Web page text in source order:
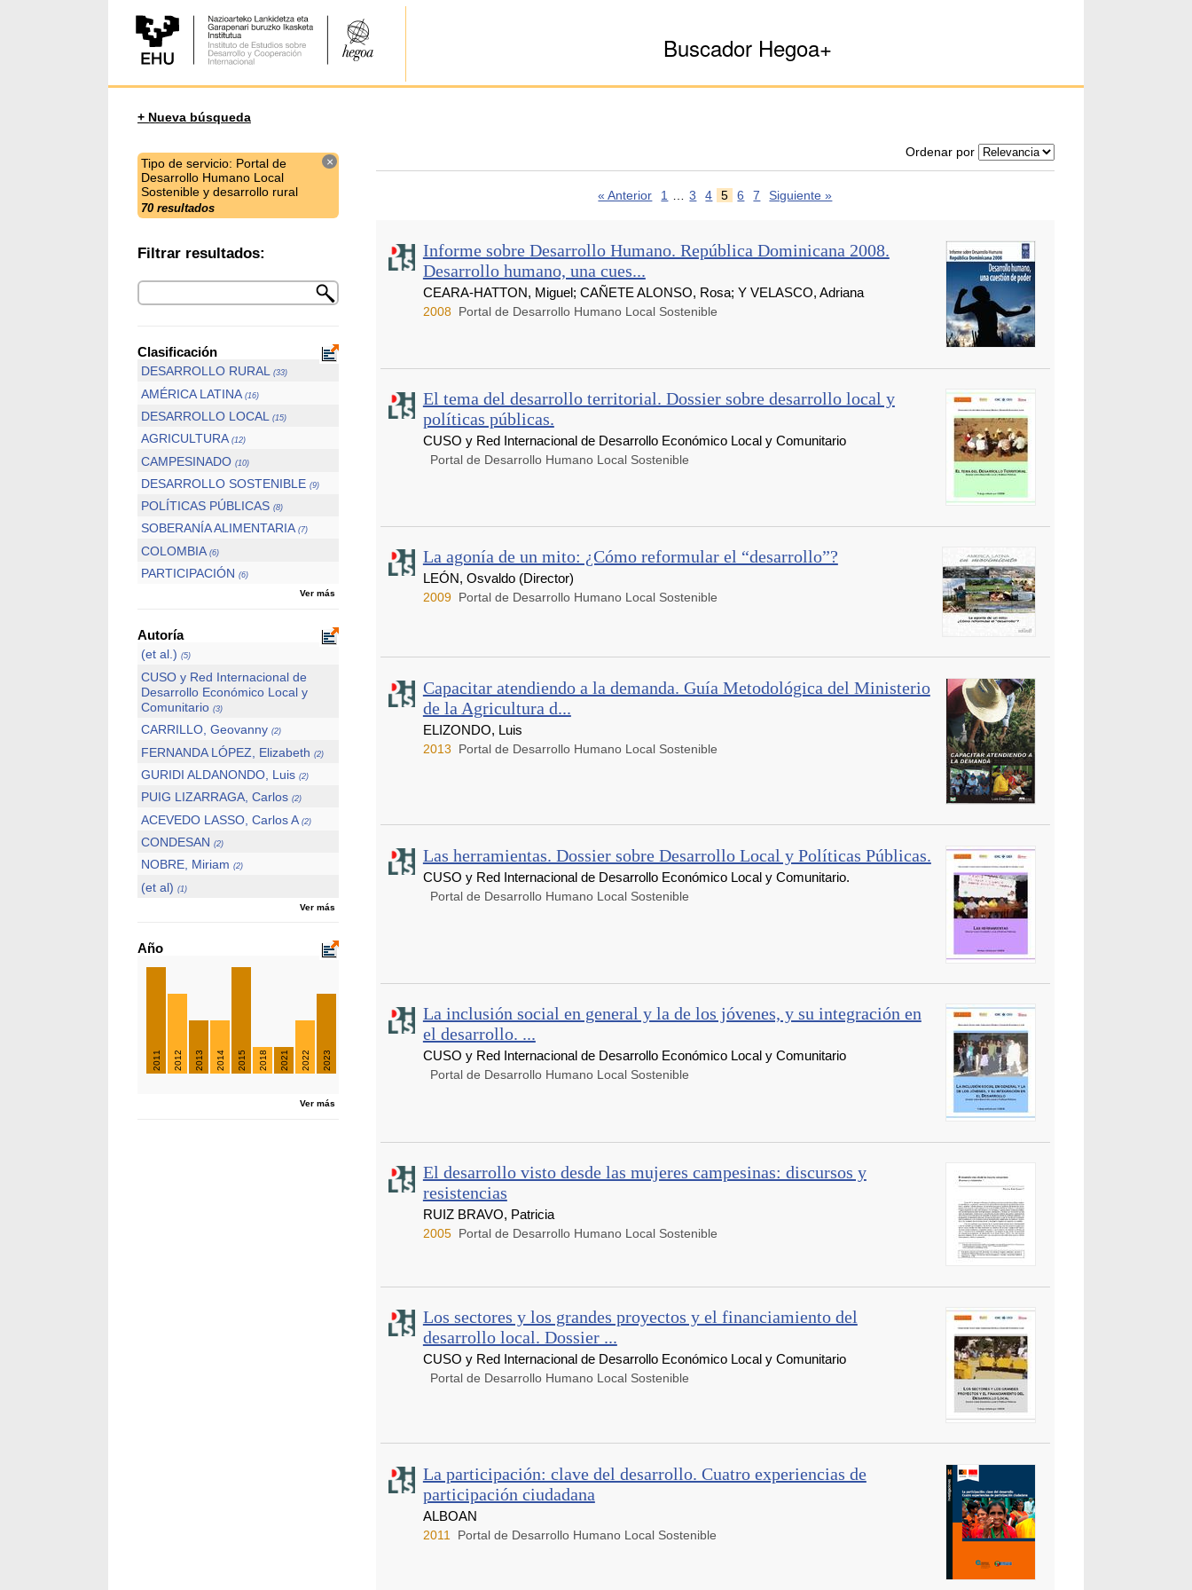
Buscador Hegoa+
+ Nueva búsqueda
Tipo de servicio: Portal de
Desarrollo Humano Local
Sostenible y desarrollo rural
70 resultados
×
Filtrar resultados:
Clasificación
DESARROLLO RURAL (33)
AMÉRICA LATINA (16)
DESARROLLO LOCAL (15)
AGRICULTURA (12)
CAMPESINADO (10)
DESARROLLO SOSTENIBLE (9)
POLÍTICAS PÚBLICAS (8)
SOBERANÍA ALIMENTARIA (7)
COLOMBIA (6)
PARTICIPACIÓN (6)
Ver más
Autoría
(et al.) (5)
CUSO y Red Internacional de
Desarrollo Económico Local y
Comunitario (3)
CARRILLO, Geovanny (2)
FERNANDA LÓPEZ, Elizabeth (2)
GURIDI ALDANONDO, Luis (2)
PUIG LIZARRAGA, Carlos (2)
ACEVEDO LASSO, Carlos A (2)
CONDESAN (2)
NOBRE, Miriam (2)
(et al) (1)
Ver más
Año
2011 2012 2013 2014 2015 2018 2021 2022 2023
Ver más
Ordenar por
« Anterior 1 … 3 4 5 6 7 Siguiente »
Informe sobre Desarrollo Humano. República Dominicana 2008.
Desarrollo humano, una cues...
CEARA-HATTON, Miguel; CAÑETE ALONSO, Rosa; Y VELASCO, Adriana
2008 Portal de Desarrollo Humano Local Sostenible
El tema del desarrollo territorial. Dossier sobre desarrollo local y
políticas públicas.
CUSO y Red Internacional de Desarrollo Económico Local y Comunitario
Portal de Desarrollo Humano Local Sostenible
La agonía de un mito: ¿Cómo reformular el “desarrollo”?
LEÓN, Osvaldo (Director)
2009 Portal de Desarrollo Humano Local Sostenible
Capacitar atendiendo a la demanda. Guía Metodológica del Ministerio
de la Agricultura d...
ELIZONDO, Luis
2013 Portal de Desarrollo Humano Local Sostenible
Las herramientas. Dossier sobre Desarrollo Local y Políticas Públicas.
CUSO y Red Internacional de Desarrollo Económico Local y Comunitario.
Portal de Desarrollo Humano Local Sostenible
La inclusión social en general y la de los jóvenes, y su integración en
el desarrollo. ...
CUSO y Red Internacional de Desarrollo Económico Local y Comunitario
Portal de Desarrollo Humano Local Sostenible
El desarrollo visto desde las mujeres campesinas: discursos y
resistencias
RUIZ BRAVO, Patricia
2005 Portal de Desarrollo Humano Local Sostenible
Los sectores y los grandes proyectos y el financiamiento del
desarrollo local. Dossier ...
CUSO y Red Internacional de Desarrollo Económico Local y Comunitario
Portal de Desarrollo Humano Local Sostenible
La participación: clave del desarrollo. Cuatro experiencias de
participación ciudadana
ALBOAN
2011 Portal de Desarrollo Humano Local Sostenible